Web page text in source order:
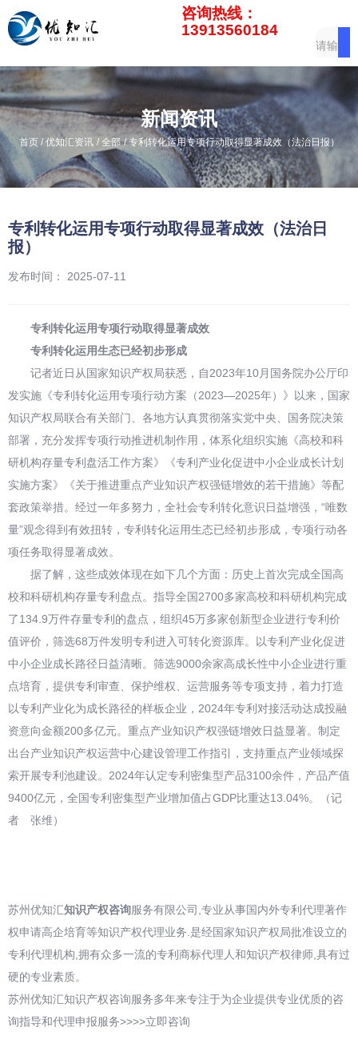
咨询热线：
13913560184
新闻资讯
首页 /优知汇资讯 / 全部 /专利转化运用专项行动取得显著成效（法治日报）
专利转化运用专项行动取得显著成效（法治日
报）
发布时间： 2025-07-11
专利转化运用专项行动取得显著成效
专利转化运用生态已经初步形成
记者近日从国家知识产权局获悉，自2023年10月国务院办公厅印
发实施《专利转化运用专项行动方案（2023—2025年）》以来，国家
知识产权局联合有关部门、各地方认真贯彻落实党中央、国务院决策
部署，充分发挥专项行动推进机制作用，体系化组织实施《高校和科
研机构存量专利盘活工作方案》《专利产业化促进中小企业成长计划
实施方案》《关于推进重点产业知识产权强链增效的若干措施》等配
套政策举措。经过一年多努力，全社会专利转化意识日益增强，“唯数
量”观念得到有效扭转，专利转化运用生态已经初步形成，专项行动各
项任务取得显著成效。
据了解，这些成效体现在如下几个方面：历史上首次完成全国高
校和科研机构存量专利盘点。指导全国2700多家高校和科研机构完成
了134.9万件存量专利的盘点，组织45万多家创新型企业进行专利价
值评价，筛选68万件发明专利进入可转化资源库。以专利产业化促进
中小企业成长路径日益清晰。筛选9000余家高成长性中小企业进行重
点培育，提供专利审查、保护维权、运营服务等专项支持，着力打造
以专利产业化为成长路径的样板企业，2024年专利对接活动达成投融
资意向金额200多亿元。重点产业知识产权强链增效日益显著。制定
出台产业知识产权运营中心建设管理工作指引，支持重点产业领域探
索开展专利池建设。2024年认定专利密集型产品3100余件，产品产值
9400亿元，全国专利密集型产业增加值占GDP比重达13.04%。（记
者 张维）
苏州优知汇知识产权咨询服务有限公司,专业从事国内外专利代理著作
权申请高企培育等知识产权代理业务.是经国家知识产权局批准设立的
专利代理机构,拥有众多一流的专利商标代理人和知识产权律师,具有过
硬的专业素质。
苏州优知汇知识产权咨询服务多年来专注于为企业提供专业优质的咨
询指导和代理申报服务>>>>立即咨询